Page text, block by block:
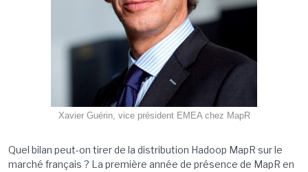
Xavier Guérin, vice président EMEA chez MapR
Quel bilan peut-on tirer de la distribution Hadoop MapR sur le
marché français ? La première année de présence de MapR en